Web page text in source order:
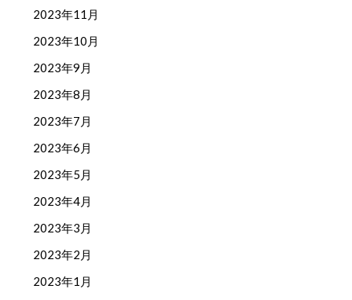
2023年11月
2023年10月
2023年9月
2023年8月
2023年7月
2023年6月
2023年5月
2023年4月
2023年3月
2023年2月
2023年1月